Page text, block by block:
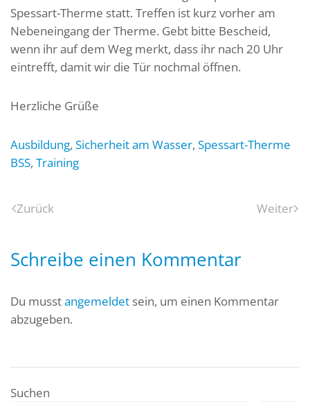
Spessart-Therme statt. Treffen ist kurz vorher am
Nebeneingang der Therme. Gebt bitte Bescheid,
wenn ihr auf dem Weg merkt, dass ihr nach 20 Uhr
eintrefft, damit wir die Tür nochmal öffnen.
Herzliche Grüße
Ausbildung, Sicherheit am Wasser, Spessart-Therme
BSS, Training
Zurück Weiter
Schreibe einen Kommentar
Du musstangemeldet sein, um einen Kommentar
abzugeben.
Suchen